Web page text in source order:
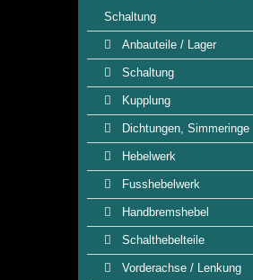
Schaltung
Anbauteile / Lager
Schaltung
Kupplung
Dichtungen, Simmeringe
Hebelwerk
Fusshebelwerk
Handbremshebel
Schalthebelteile
Vorderachse / Lenkung